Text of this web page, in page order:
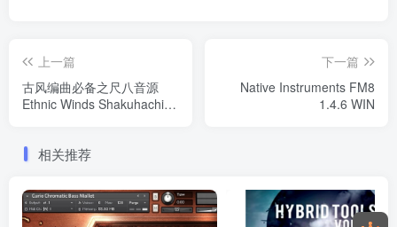
上一篇
古风编曲必备之尺八音源
Ethnic Winds Shakuhachi
下一篇
Native Instruments FM8
1.4.6 WIN
相关推荐